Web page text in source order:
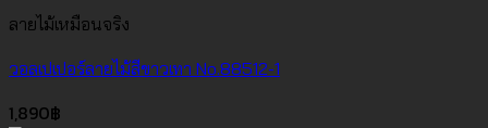
ลายไม้เหมือนจริง
วอลเปเปอร์ลายไม้สีขาวเทา No.88512-1
1,890฿